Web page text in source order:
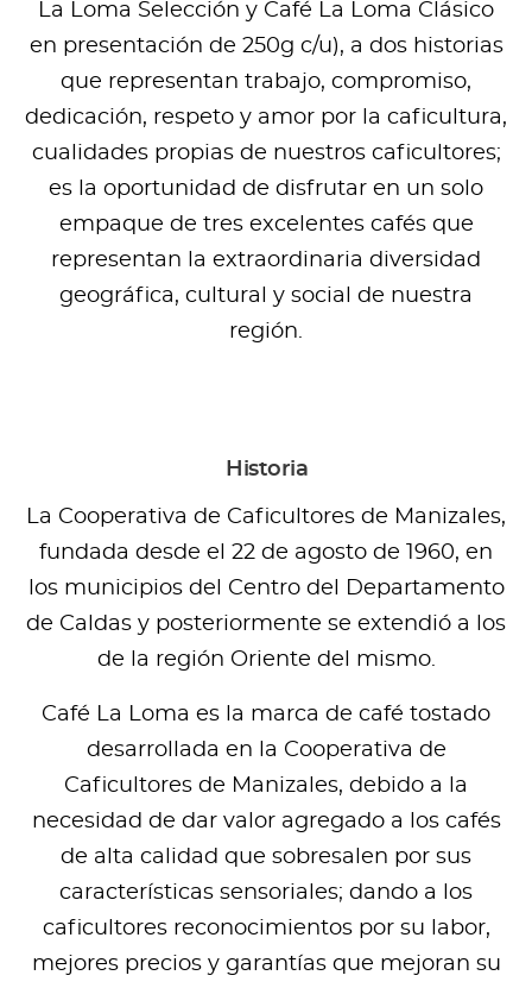
La Loma Selección y Café La Loma Clásico
en presentación de 250g c/u), a dos historias
que representan trabajo, compromiso,
dedicación, respeto y amor por la caficultura,
cualidades propias de nuestros caficultores;
es la oportunidad de disfrutar en un solo
empaque de tres excelentes cafés que
representan la extraordinaria diversidad
geográfica, cultural y social de nuestra
región.
Historia
La Cooperativa de Caficultores de Manizales,
fundada desde el 22 de agosto de 1960, en
los municipios del Centro del Departamento
de Caldas y posteriormente se extendió a los
de la región Oriente del mismo.
Café La Loma es la marca de café tostado
desarrollada en la Cooperativa de
Caficultores de Manizales, debido a la
necesidad de dar valor agregado a los cafés
de alta calidad que sobresalen por sus
características sensoriales; dando a los
caficultores reconocimientos por su labor,
mejores precios y garantías que mejoran su